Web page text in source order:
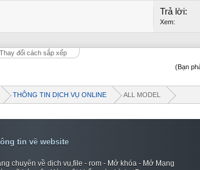
Trả lời:
Xem:
Thay đổi cách sắp xếp
(Bạn
THÔNG TIN DỊCH VỤ ONLINE ALL MODEL
tin về website
chuyên về dịch vụ,file - rom - Mở khóa - Mở Mạng